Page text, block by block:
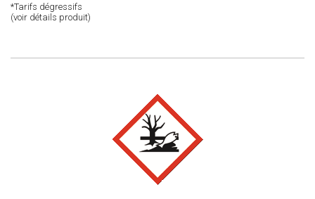
*Tarifs dégressifs
(voir détails produit)